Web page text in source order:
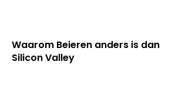
Waarom Beieren anders is dan
Silicon Valley